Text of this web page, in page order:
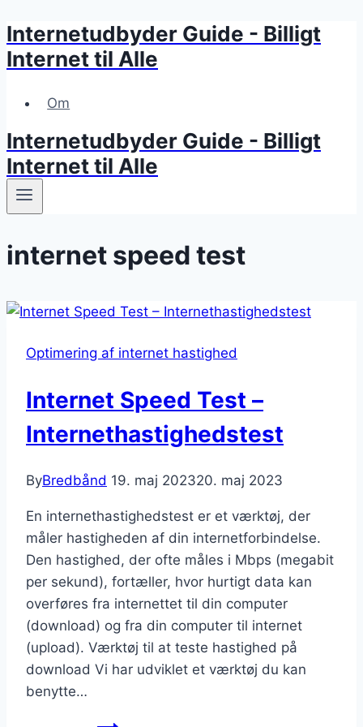
Skip
to
content
Internetudbyder Guide - Billigt
Internet til Alle
Om
Internetudbyder Guide - Billigt
Internet til Alle
internet speed test
Optimering af internet hastighed
Internet Speed Test –
Internethastighedstest
ByBredbånd 19. maj 202320. maj 2023
En internethastighedstest er et værktøj, der
måler hastigheden af din internetforbindelse.
Den hastighed, der ofte måles i Mbps (megabit
per sekund), fortæller, hvor hurtigt data kan
overføres fra internettet til din computer
(download) og fra din computer til internet
(upload). Værktøj til at teste hastighed på
download Vi har udviklet et værktøj du kan
benytte…